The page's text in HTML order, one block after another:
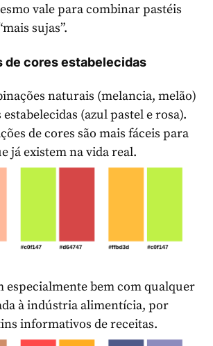
vale para combinar pastéis
sujas”.
de cores estabelecidas
naturais (melancia, melão)
(azul pastel e rosa).
de cores são mais fáceis para
já existem na vida real.
especialmente bem com qualquer
à indústria alimentícia, por
informativos de receitas.